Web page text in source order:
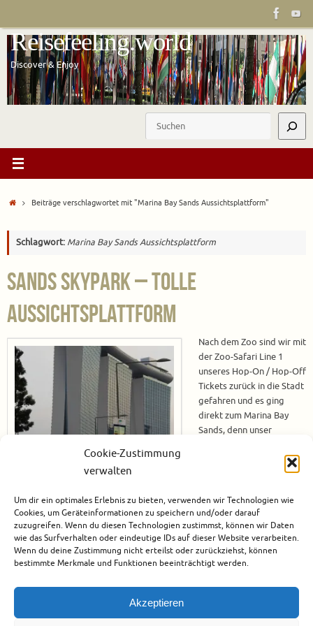
Cookie-Zustimmung
verwalten
Um dir ein optimales Erlebnis zu bieten, verwenden wir Technologien wie
Cookies, um Geräteinformationen zu speichern und/oder darauf
zuzugreifen. Wenn du diesen Technologien zustimmst, können wir Daten
wie das Surfverhalten oder eindeutige IDs auf dieser Website verarbeiten.
Wenn du deine Zustimmung nicht erteilst oder zurückziehst, können
bestimmte Merkmale und Funktionen beeinträchtigt werden.
Akzeptieren
springen
Reisefeeling.world
Discover & Enjoy
StartBeiträge verschlagwortet mit "Marina Bay Sands Aussichtsplattform"
Schlagwort: Marina Bay Sands Aussichtsplattform
Sands Skypark – tolle
Aussichtsplattform
Nach dem Zoo sind wir mit
der Zoo-Safari Line 1
unseres Hop-On / Hop-Off
Tickets zurück in die Stadt
gefahren und es ging
direkt zum Marina Bay
Sands, denn unser
Aussichtsplattform auf
diesem Hotel, das Sands Skypark Observation Deck. Das Sands Skypark
Hotel und bietet einen tollen Blick auf Singapur. Tickets für das Sands…
Weiterlesen
Juni 28, 2017 Asien,Singapur 1